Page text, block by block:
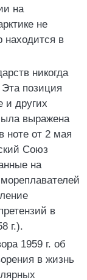
на
не
находится в
никогда
позиция
и других
выражена
ноте от 2 мая
Союз
на
в
г.).
1959 г. об
в жизнь